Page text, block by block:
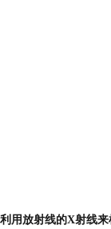
用放射线的X射线